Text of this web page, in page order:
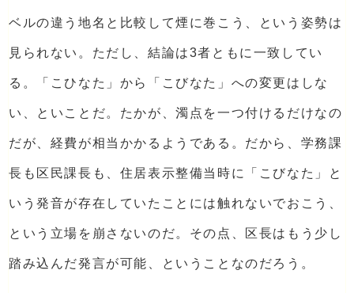
ベルの違う地名と比較して煙に巻こう、という姿勢は
見られない。ただし、結論は3者ともに一致してい
る。「こひなた」から「こびなた」への変更はしな
い、といことだ。たかが、濁点を一つ付けるだけなの
だが、経費が相当かかるようである。だから、学務課
長も区民課長も、住居表示整備当時に「こびなた」と
いう発音が存在していたことには触れないでおこう、
という立場を崩さないのだ。その点、区長はもう少し
踏み込んだ発言が可能、ということなのだろう。